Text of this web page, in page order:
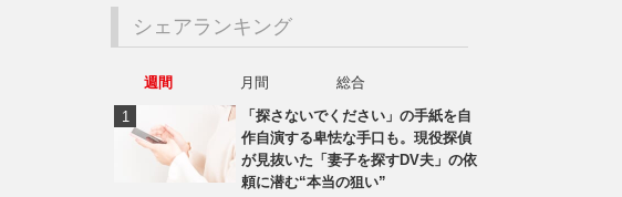
シェアランキング
週間 月間
総合
「探さないでください」の手紙を自
作自演する卑怯な手口も。現役探偵
が見抜いた「妻子を探すDV夫」の依
頼に潜む“本当の狙い”